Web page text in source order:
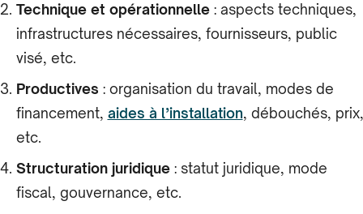
Technique et opérationnelle: aspects techniques,
infrastructures nécessaires, fournisseurs, public
visé, etc.
Productives : organisation du travail, modes de
financement, aides à l’installation, débouchés, prix,
etc.
Structuration juridique: statut juridique, mode
fiscal, gouvernance, etc.